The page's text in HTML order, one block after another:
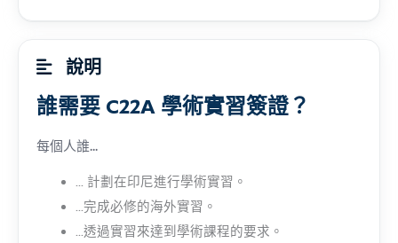
說明
誰需要 C22A 學術實習簽證？
每個人誰...
... 計劃在印尼進行學術實習。
...完成必修的海外實習。
...透過實習來達到學術課程的要求。